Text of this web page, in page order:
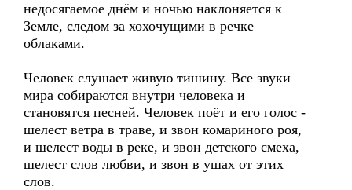
недосягаемое днём и ночью наклоняется к
Земле, следом за хохочущими в речке
облаками.
Человек слушает живую тишину. Все звуки
мира собираются внутри человека и
становятся песней. Человек поёт и его голос -
шелест ветра в траве, и звон комариного роя,
и шелест воды в реке, и звон детского смеха,
шелест слов любви, и звон в ушах от этих
слов.